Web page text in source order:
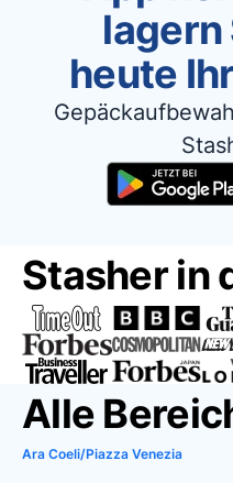
lagern
heute
Stasher in
Alle
Ara Coeli/Piazza Venezia